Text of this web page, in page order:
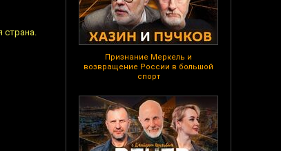
Признание Меркель и
возвращение России в большой
спорт
страна.